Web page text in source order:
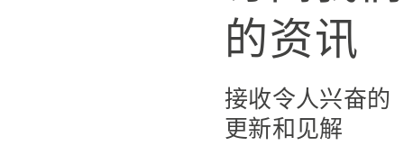
的资讯
接收令人兴奋的
更新和见解